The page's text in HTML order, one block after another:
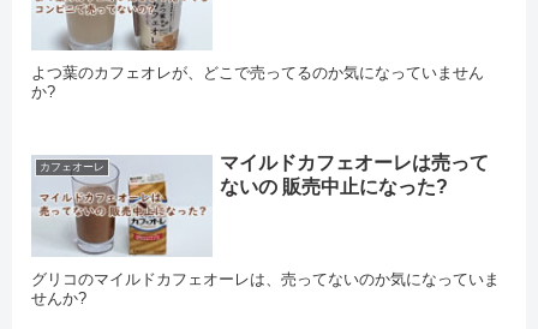
よつ葉のカフェオレが、どこで売ってるのか気になっていません
か?
カフェオーレ
マイルドカフェオーレは売って
ないの 販売中止になった?
グリコのマイルドカフェオーレは、売ってないのか気になっていま
せんか?